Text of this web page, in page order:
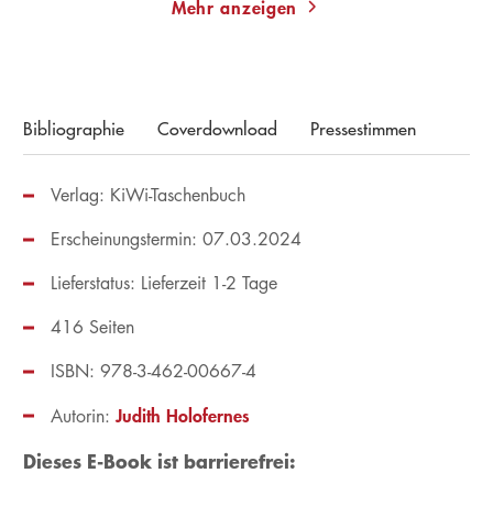
Mehr anzeigen
Bibliographie Coverdownload Pressestimmen
Verlag: KiWi-Taschenbuch
Erscheinungstermin: 07.03.2024
Lieferstatus: Lieferzeit 1-2 Tage
ISBN: 978-3-462-00667-4
416 Seiten
Autorin:Judith Holofernes
Dieses E-Book ist barrierefrei: